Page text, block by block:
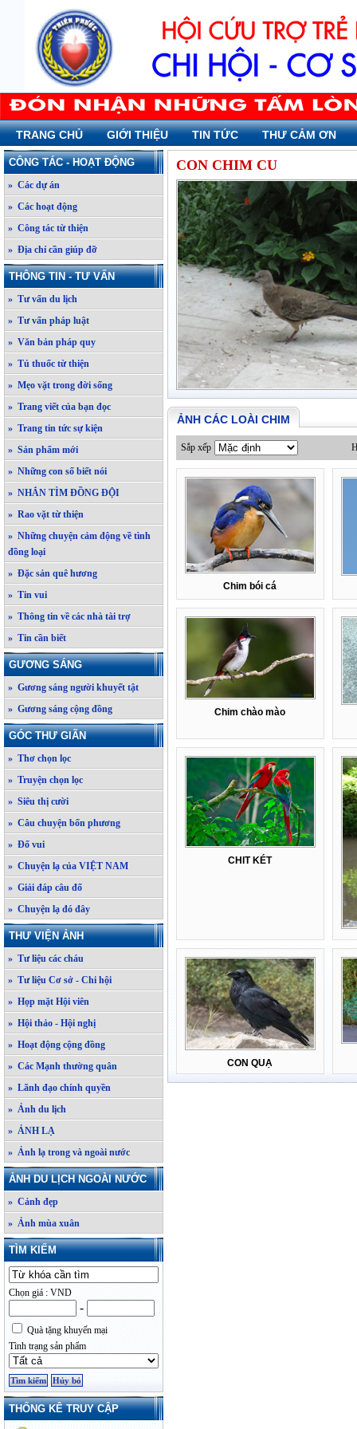
TRANG CHỦ GIỚI THIỆU TIN TỨC THƯ CẢM ƠN
CÔNG TÁC - HOẠT ĐỘNG
» Các dự án
» Các hoạt động
» Công tác từ thiện
» Địa chỉ cần giúp đỡ
THÔNG TIN - TƯ VẤN
» Tư vấn du lịch
» Tư vấn pháp luật
» Văn bản pháp quy
» Tủ thuốc từ thiện
» Mẹo vặt trong đời sống
» Trang viết của bạn đọc
» Trang tin tức sự kiện
» Sản phẩm mới
» Những con số biết nói
» NHẮN TÌM ĐỒNG ĐỘI
» Rao vặt từ thiện
» Những chuyện cảm động về tình
đồng loại
» Đặc sản quê hương
» Tin vui
» Thông tin về các nhà tài trợ
» Tin cần biết
GƯƠNG SÁNG
» Gương sáng người khuyết tật
» Gương sáng cộng đồng
GÓC THƯ GIÃN
» Thơ chọn lọc
» Truyện chọn lọc
» Siêu thị cười
» Câu chuyện bốn phương
» Đố vui
» Chuyện lạ của VIỆT NAM
» Giải đáp câu đố
» Chuyện lạ đó đây
THƯ VIỆN ẢNH
» Tư liệu các cháu
» Tư liệu Cơ sở - Chi hội
» Họp mặt Hội viên
» Hội thảo - Hội nghị
» Hoạt động cộng đồng
» Các Mạnh thường quân
» Lãnh đạo chính quyền
» Ảnh du lịch
» ẢNH LẠ
» Ảnh lạ trong và ngoài nước
ẢNH DU LỊCH NGOÀI NƯỚC
» Cảnh đẹp
» Ảnh mùa xuân
TÌM KIẾM
Chọn giá : VND
-
Quà tặng khuyến mại
Tình trạng sản phẩm
THỐNG KÊ TRUY CẬP
CON CHIM CU
ẢNH CÁC LOÀI CHIM
Sắp xếp
Chim bói cá
Chim chào mào
CHIT KÉT
CON QUẠ